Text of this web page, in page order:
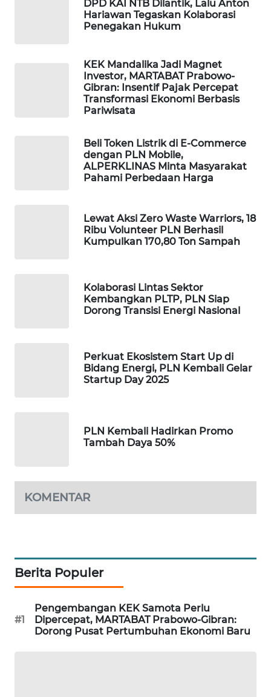
DPD KAI NTB Dilantik, Lalu Anton
Hariawan Tegaskan Kolaborasi
Penegakan Hukum
KEK Mandalika Jadi Magnet
Investor, MARTABAT Prabowo-
Gibran: Insentif Pajak Percepat
Transformasi Ekonomi Berbasis
Pariwisata
Beli Token Listrik di E-Commerce
dengan PLN Mobile,
ALPERKLINAS Minta Masyarakat
Pahami Perbedaan Harga
Lewat Aksi Zero Waste Warriors, 18
Ribu Volunteer PLN Berhasil
Kumpulkan 170,80 Ton Sampah
Kolaborasi Lintas Sektor
Kembangkan PLTP, PLN Siap
Dorong Transisi Energi Nasional
Perkuat Ekosistem Start Up di
Bidang Energi, PLN Kembali Gelar
Startup Day 2025
PLN Kembali Hadirkan Promo
Tambah Daya 50%
KOMENTAR
Berita Populer
#1
Pengembangan KEK Samota Perlu
Dipercepat, MARTABAT Prabowo-Gibran:
Dorong Pusat Pertumbuhan Ekonomi Baru
KARING
NEWS
HUMBANG
NEWS
GARONGGANG
NEWS